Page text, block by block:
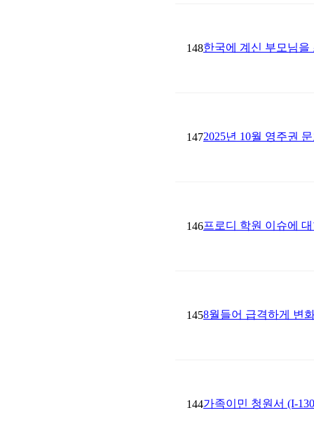
148한국에 계신 부모님을
1472025년 10월 영주권
146프로디 학원 이슈에
1458월들어 급격하게 변
144가족이민 청원서 (I-